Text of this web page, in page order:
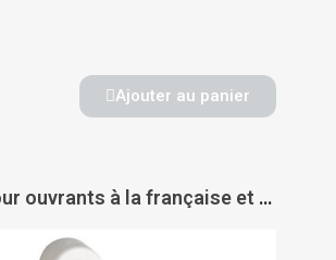
Ajouter au panier
Leviers pour ouvrants à la française et oscillo-battants sans condamnation Tokyo - HOPPE